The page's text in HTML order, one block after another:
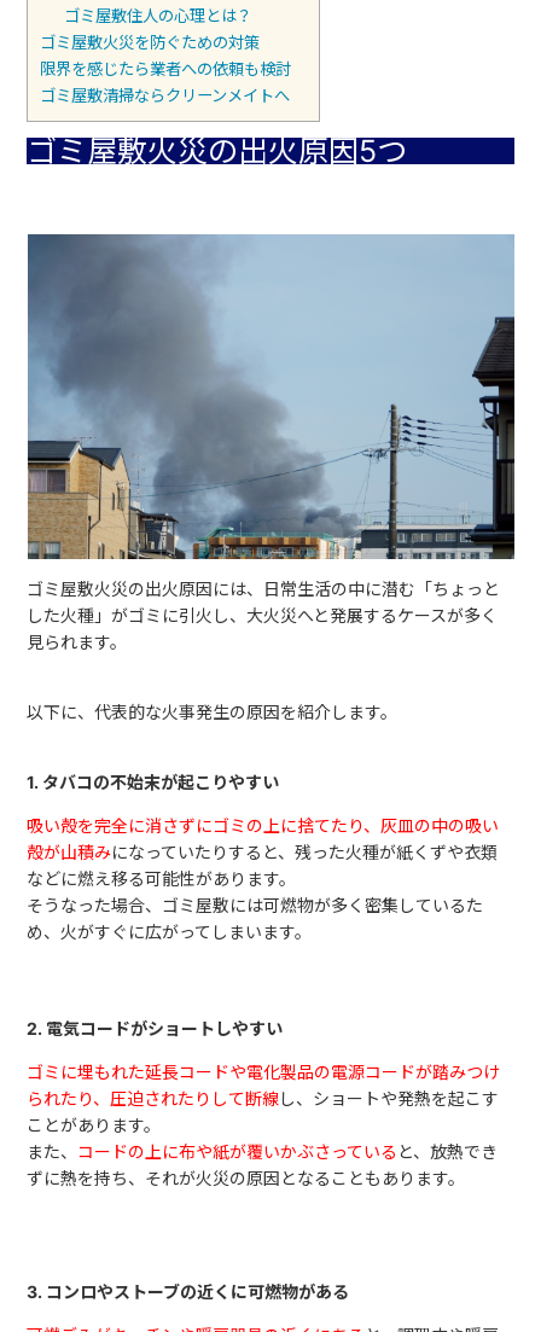
ゴミ屋敷住人の心理とは？
ゴミ屋敷火災を防ぐための対策
限界を感じたら業者への依頼も検討
ゴミ屋敷清掃ならクリーンメイトへ
ゴミ屋敷火災の出火原因5つ
ゴミ屋敷火災の出火原因には、日常生活の中に潜む「ちょっと
した火種」がゴミに引火し、大火災へと発展するケースが多く
見られます。
以下に、代表的な火事発生の原因を紹介します。
1. タバコの不始末が起こりやすい
吸い殻を完全に消さずにゴミの上に捨てたり、灰皿の中の吸い
殻が山積みになっていたりすると、残った火種が紙くずや衣類
などに燃え移る可能性があります。
そうなった場合、ゴミ屋敷には可燃物が多く密集しているた
め、火がすぐに広がってしまいます。
2. 電気コードがショートしやすい
ゴミに埋もれた延長コードや電化製品の電源コードが踏みつけ
られたり、圧迫されたりして断線し、ショートや発熱を起こす
ことがあります。
また、 コードの上に布や紙が覆いかぶさっている と、放熱でき
ずに熱を持ち、それが火災の原因となることもあります。
3. コンロやストーブの近くに可燃物がある